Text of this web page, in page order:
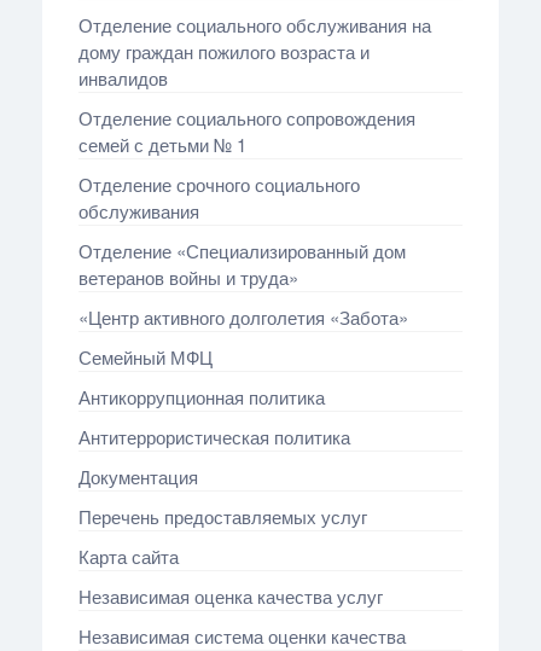
Отделение социального обслуживания на
дому граждан пожилого возраста и
инвалидов
Отделение социального сопровождения
семей с детьми № 1
Отделение срочного социального
обслуживания
Отделение «Специализированный дом
ветеранов войны и труда»
«Центр активного долголетия «Забота»
Семейный МФЦ
Антикоррупционная политика
Антитеррористическая политика
Документация
Перечень предоставляемых услуг
Карта сайта
Независимая оценка качества услуг
Независимая система оценки качества